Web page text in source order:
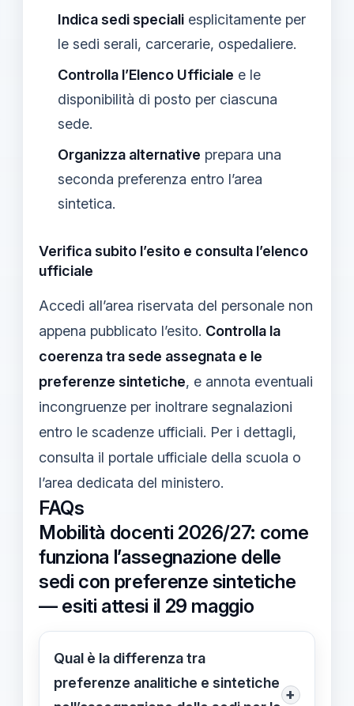
Indica sedi speciali esplicitamente per
le sedi serali, carcerarie, ospedaliere.
Controlla l’Elenco Ufficiale e le
disponibilità di posto per ciascuna
sede.
Organizza alternative prepara una
seconda preferenza entro l’area
sintetica.
Verifica subito l’esito e consulta l’elenco
ufficiale
Accedi all’area riservata del personale non
appena pubblicato l’esito. Controlla la
coerenza tra sede assegnata e le
preferenze sintetiche, e annota eventuali
incongruenze per inoltrare segnalazioni
entro le scadenze ufficiali. Per i dettagli,
consulta il portale ufficiale della scuola o
l’area dedicata del ministero.
FAQs
Mobilità docenti 2026/27: come
funziona l’assegnazione delle
sedi con preferenze sintetiche
— esiti attesi il 29 maggio
Qual è la differenza tra
preferenze analitiche e sintetiche
+